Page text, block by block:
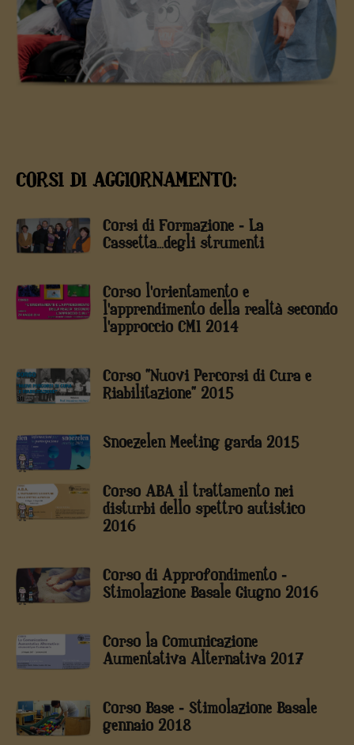
CORSI DI AGGIORNAMENTO:
Corsi di Formazione - La
Cassetta...degli strumenti
Corso l'orientamento e
l'apprendimento della realtà secondo
l'approccio CMI 2014
Corso "Nuovi Percorsi di Cura e
Riabilitazione" 2015
Snoezelen Meeting garda 2015
Corso ABA il trattamento nei
disturbi dello spettro autistico
2016
Corso di Approfondimento -
Stimolazione Basale Giugno 2016
Corso la Comunicazione
Aumentativa Alternativa 2017
Corso Base - Stimolazione Basale
gennaio 2018